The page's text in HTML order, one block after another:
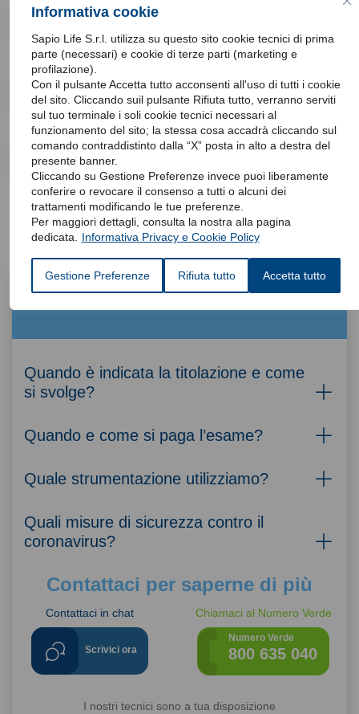
Informativa cookie
Sapio Life S.r.l. utilizza su questo sito cookie tecnici di prima
parte (necessari) e cookie di terze parti (marketing e
profilazione).
Con il pulsante Accetta tutto acconsenti all'uso di tutti i cookie
del sito. Cliccando suil pulsante Rifiuta tutto, verranno serviti
sul tuo terminale i soli cookie tecnici necessari al
funzionamento del sito; la stessa cosa accadrà cliccando sul
comando contraddistinto dalla “X” posta in alto a destra del
presente banner.
Cliccando su Gestione Preferenze invece puoi liberamente
conferire o revocare il consenso a tutti o alcuni dei
trattamenti modificando le tue preferenze.
Per maggiori dettagli, consulta la nostra alla pagina
dedicata.
Informativa Privacy e Cookie Policy
Gestione Preferenze Rifiuta tutto Accetta tutto
La raccolta dati
Il referto
FAQ
Quando è indicata la titolazione e come
si svolge?
Quando e come si paga l’esame?
Quale strumentazione utilizziamo?
Quali misure di sicurezza contro il
coronavirus?
Contattaci per saperne di più
Contattaci in chat
Scrivici ora
Chiamaci al Numero Verde
Numero Verde
800 635 040
I nostri tecnici sono a tua disposizione